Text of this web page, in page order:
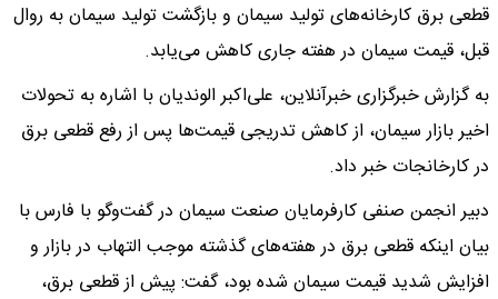
قطعی برق کارخانه‌های تولید سیمان و بازگشت تولید سیمان به روال
قبل، قیمت سیمان در هفته جاری کاهش می‌یابد.
به گزارش خبرگزاری خبرآنلاین، علی‌اکبر الوندیان با اشاره به تحولات
اخیر بازار سیمان، از کاهش تدریجی قیمت‌ها پس از رفع قطعی برق
در کارخانجات خبر داد.
دبیر انجمن صنفی کارفرمایان صنعت سیمان در گفت‌وگو با فارس با
بیان اینکه قطعی برق در هفته‌های گذشته موجب التهاب در بازار و
افزایش شدید قیمت سیمان شده بود، گفت: پیش از قطعی برق،